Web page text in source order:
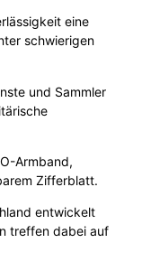
eine
schwierigen
und Sammler
Armband,
Zifferblatt.
entwickelt
treffen dabei auf